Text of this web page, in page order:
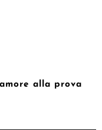
alla prova